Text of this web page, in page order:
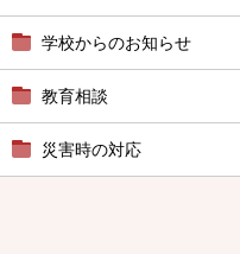
学校からのお知らせ
教育相談
災害時の対応